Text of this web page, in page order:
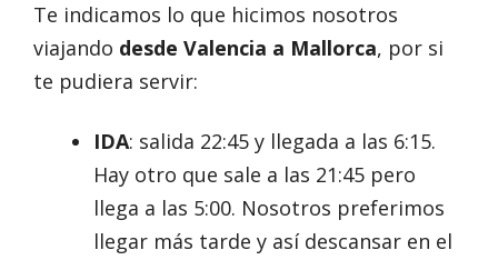
Te indicamos lo que hicimos nosotros
viajando desde Valencia a Mallorca, por si
te pudiera servir:
IDA: salida 22:45 y llegada a las 6:15.
Hay otro que sale a las 21:45 pero
llega a las 5:00. Nosotros preferimos
llegar más tarde y así descansar en el